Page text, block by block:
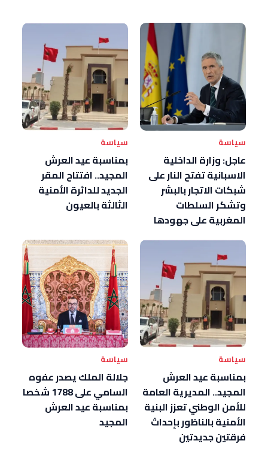
سياسة
عاجل: وزارة الداخلية
الاسبانية تفتح النار على
شبكات الاتجار بالبشر
وتشكر السلطات
المغربية على جهودها
سياسة
بمناسبة عيد العرش
المجيد.. افتتاح المقر
الجديد للدائرة الأمنية
الثالثة بالعيون
سياسة
بمناسبة عيد العرش
المجيد.. المديرية العامة
للأمن الوطني تعزز البنية
الأمنية بالناظور بإحداث
فرقتين جديدتين
سياسة
جلالة الملك يصدر عفوه
السامي على 1788 شخصا
بمناسبة عيد العرش
المجيد